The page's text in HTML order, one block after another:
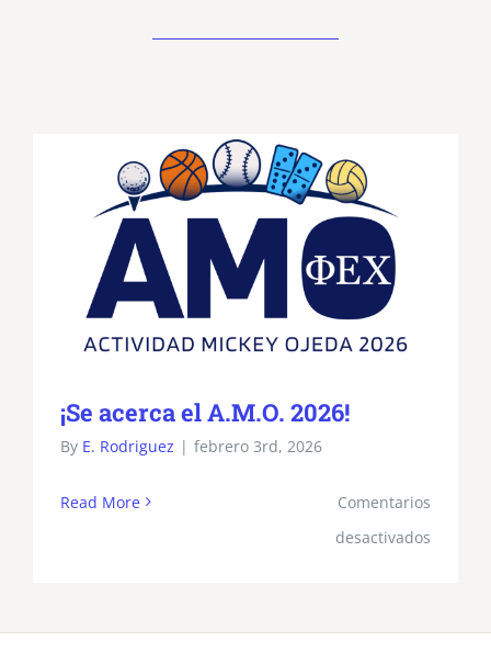
¡Se acerca el A.M.O. 2026!
By E. Rodriguez | febrero 3rd, 2026
Read More
Comentarios
desactivados